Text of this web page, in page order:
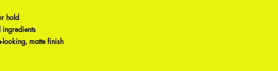
hold
ingredients
looking, matte finish